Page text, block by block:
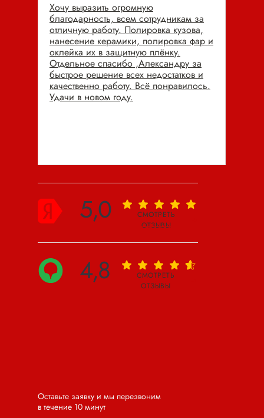
5,0
СМОТРЕТЬ
ОТЗЫВЫ
4,8
СМОТРЕТЬ
ОТЗЫВЫ
Хочу выразить огромную
благодарность, всем сотрудникам за
отличную работу. Полировка кузова,
нанесение керамики, полировка фар и
оклейка их в защитную плёнку.
Отдельное спасибо ,Александру за
быстрое решение всех недостатков и
качественно работу. Всё понравилось.
Удачи в новом году.
Оставьте заявку и мы перезвоним
в течение 10 минут